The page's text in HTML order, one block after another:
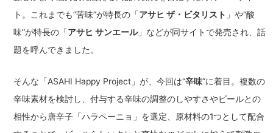
ト。これまでも“苦味”が特長の「アサヒ ザ・ビタリスト 」や“酸
味”が特長の「アサヒ サンエール」などが同サイトで発売され、話
題を呼んできました。
そんな「ASAHI Happy Project」が、今回は“辛味”に着目。複数の
辛味素材を検討し、付与する辛味の調整のしやすさやビールとの
相性から唐辛子「ハラペーニョ」を選定、原材料の1つとして配合